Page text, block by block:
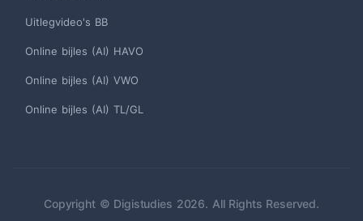
Uitlegvideo's BB
Online bijles (AI) HAVO
Online bijles (AI) VWO
Online bijles (AI) TL/GL
Copyright © Digistudies 2026. All Rights Reserved.